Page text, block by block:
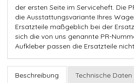
der ersten Seite im Serviceheft. Die
die Ausstattungsvariante Ihres
Ersatzteile maßgeblich bei der
sich die von uns genannte PR-
Aufkleber passen die Ersatzteile
Beschreibung Technische Daten